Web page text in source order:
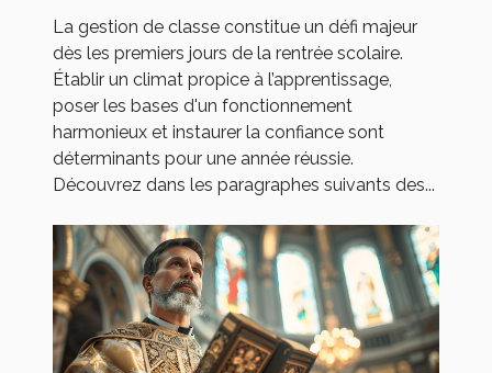
La gestion de classe constitue un défi majeur
dès les premiers jours de la rentrée scolaire.
Établir un climat propice à l’apprentissage,
poser les bases d'un fonctionnement
harmonieux et instaurer la confiance sont
déterminants pour une année réussie.
Découvrez dans les paragraphes suivants des...